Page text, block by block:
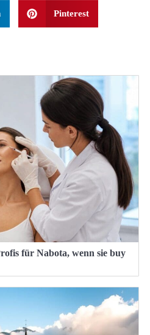
Pinterest
für Nabota, wenn sie buy